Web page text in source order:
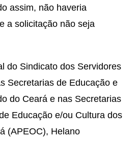
assim, não haveria
a solicitação não seja
do Sindicato dos Servidores
Secretarias de Educação e
do Ceará e nas Secretarias
Educação e/ou Cultura dos
(APEOC), Helano